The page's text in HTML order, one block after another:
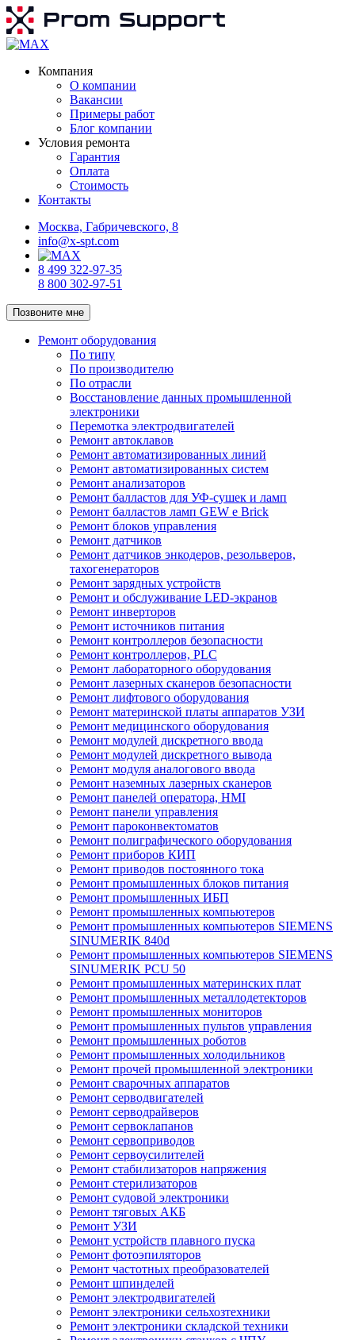
Компания
О компании
Вакансии
Примеры работ
Блог компании
Условия ремонта
Гарантия
Оплата
Стоимость
Контакты
Москва, Габричевского, 8
info@x-spt.com
8 499 322-97-35
8 800 302-97-51
Позвоните мне
Ремонт оборудования
По типу
По производителю
По отрасли
Восстановление данных промышленной
электроники
Перемотка электродвигателей
Ремонт автоклавов
Ремонт автоматизированных линий
Ремонт автоматизированных систем
Ремонт анализаторов
Ремонт балластов для УФ-сушек и ламп
Ремонт балластов ламп GEW e Brick
Ремонт блоков управления
Ремонт датчиков
Ремонт датчиков энкодеров, резольверов,
тахогенераторов
Ремонт зарядных устройств
Ремонт и обслуживание LED-экранов
Ремонт инверторов
Ремонт источников питания
Ремонт контроллеров безопасности
Ремонт контроллеров, PLC
Ремонт лабораторного оборудования
Ремонт лазерных сканеров безопасности
Ремонт лифтового оборудования
Ремонт материнской платы аппаратов УЗИ
Ремонт медицинского оборудования
Ремонт модулей дискретного ввода
Ремонт модулей дискретного вывода
Ремонт модуля аналогового ввода
Ремонт наземных лазерных сканеров
Ремонт панелей оператора, HMI
Ремонт панели управления
Ремонт пароконвектоматов
Ремонт полиграфического оборудования
Ремонт приборов КИП
Ремонт приводов постоянного тока
Ремонт промышленных блоков питания
Ремонт промышленных ИБП
Ремонт промышленных компьютеров
Ремонт промышленных компьютеров SIEMENS
SINUMERIK 840d
Ремонт промышленных компьютеров SIEMENS
SINUMERIK PCU 50
Ремонт промышленных материнских плат
Ремонт промышленных металлодетекторов
Ремонт промышленных мониторов
Ремонт промышленных пультов управления
Ремонт промышленных роботов
Ремонт промышленных холодильников
Ремонт прочей промышленной электроники
Ремонт сварочных аппаратов
Ремонт серводвигателей
Ремонт серводрайверов
Ремонт сервоклапанов
Ремонт сервоприводов
Ремонт сервоусилителей
Ремонт стабилизаторов напряжения
Ремонт стерилизаторов
Ремонт судовой электроники
Ремонт тяговых АКБ
Ремонт УЗИ
Ремонт устройств плавного пуска
Ремонт фотоэпиляторов
Ремонт частотных преобразователей
Ремонт шпинделей
Ремонт электродвигателей
Ремонт электроники сельхозтехники
Ремонт электроники складской техники